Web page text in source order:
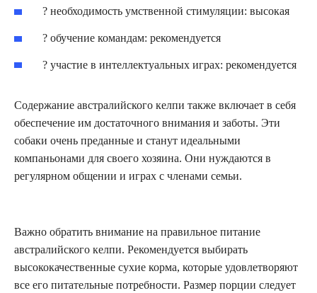
? необходимость умственной стимуляции: высокая
? обучение командам: рекомендуется
? участие в интеллектуальных играх: рекомендуется
Содержание австралийского келпи также включает в себя
обеспечение им достаточного внимания и заботы. Эти
собаки очень преданные и станут идеальными
компаньонами для своего хозяина. Они нуждаются в
регулярном общении и играх с членами семьи.
Важно обратить внимание на правильное питание
австралийского келпи. Рекомендуется выбирать
высококачественные сухие корма, которые удовлетворяют
все его питательные потребности. Размер порции следует